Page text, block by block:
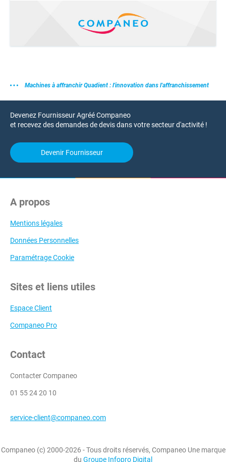
Machines à affranchir Quadient : l'innovation dans l'affranchissement
Devenez Fournisseur Agréé Companeo
et recevez des demandes de devis dans votre secteur d'activité !
Devenir Fournisseur
A propos
Mentions légales
Données Personnelles
Paramétrage Cookie
Sites et liens utiles
Espace Client
Companeo Pro
Contact
Contacter Companeo
01 55 24 20 10
service-client@companeo.com
Companeo (c) 2000-2026 - Tous droits réservés, Companeo Une marque
du Groupe Infopro Digital